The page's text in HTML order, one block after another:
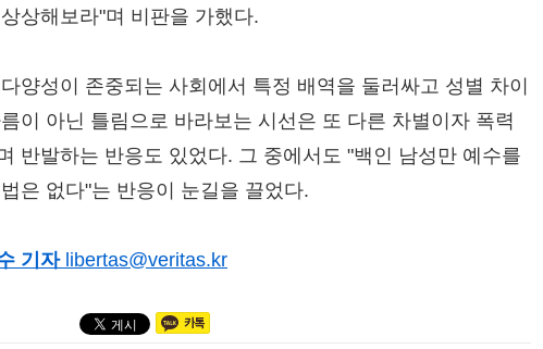
상해보라"며 비판을 가했다.
양성이 존중되는 사회에서 특정 배역을 둘러싸고 성별 차이
이 아닌 틀림으로 바라보는 시선은 또 다른 차별이자 폭력
반발하는 반응도 있었다. 그 중에서도 "백인 남성만 예수를
은 없다"는 반응이 눈길을 끌었다.
기자 libertas@veritas.kr